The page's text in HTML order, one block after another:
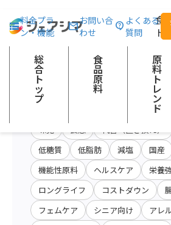
食
ト
料金プラ
ン・機能
お問い合
わせ
よくある
質問
総
合
ト
ッ
プ
食
品
原
料
原
料
ト
レ
ン
ド
総合トップ 食品原料
原料・キーワード
会社名から検索
低糖質 低脂肪 減塩 国産
機能性原料 ヘルスケア 栄養
ロングライフ コストダウン
フェムケア シニア向け アレ